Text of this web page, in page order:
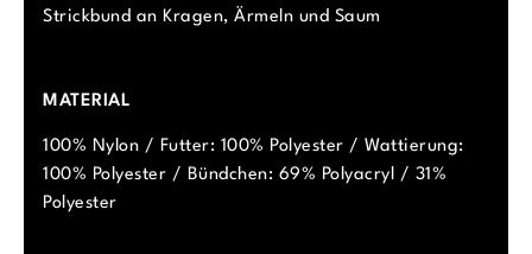
Strickbund an Kragen, Ärmeln und Saum
MATERIAL
100% Nylon / Futter: 100% Polyester / Wattierung:
100% Polyester / Bündchen: 69% Polyacryl / 31%
Polyester